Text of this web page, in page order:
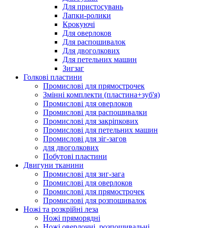
Для пристосувань
Лапки-ролики
Крокуючі
Для оверлоков
Для распошивалок
Для двоголкових
Для петельних машин
Зигзаг
Голкові пластини
Промислові для прямострочек
Змінні комплекти (пластина+зуб'я)
Промислові для оверлоков
Промислові для распошивалки
Промислові для закріпкових
Промислові для петельних машин
Промислові для зіг-загов
для двоголкових
Побутові пластини
Двигуни тканини
Промислові для зиг-зага
Промислові для оверлоков
Промислові для прямострочек
Промислові для розпошивалок
Ножі та розкрійні леза
Ножі пряморядні